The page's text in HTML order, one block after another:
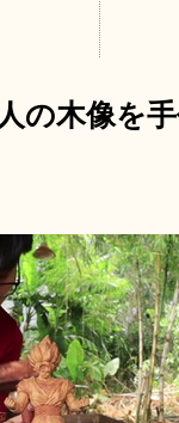
の木像を